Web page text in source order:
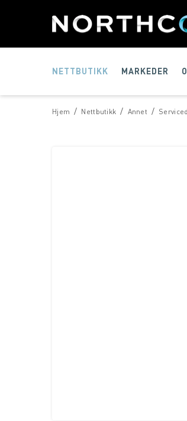
NETTBUTIKK MARKEDER
/
Hjem /
Nettbutikk /
Annet